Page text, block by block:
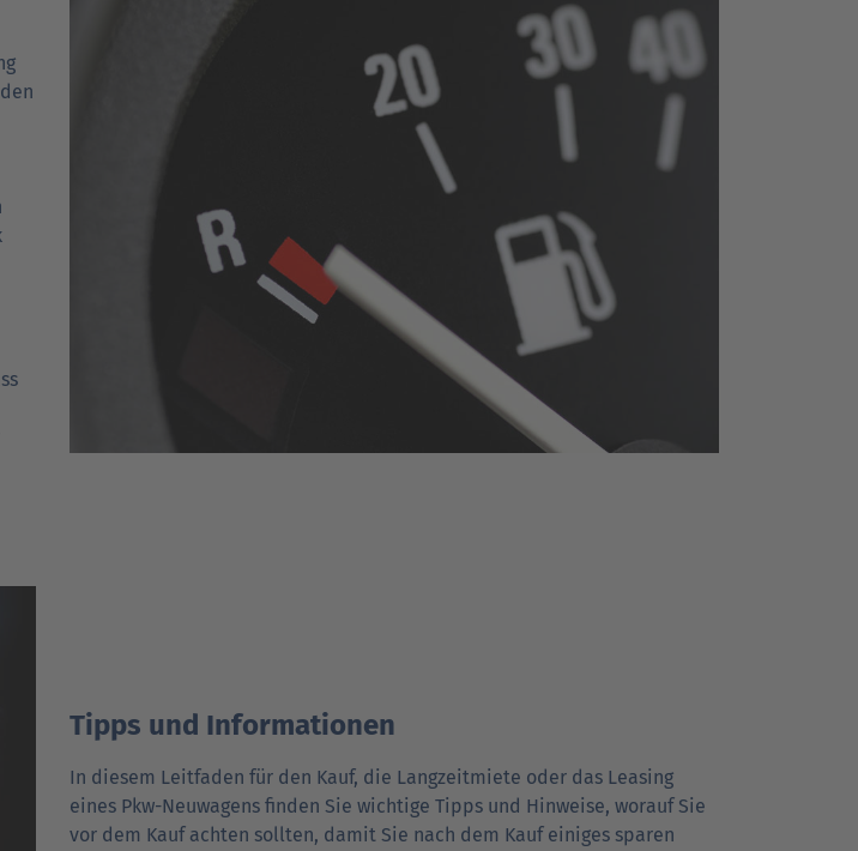
Tipps und Informationen
In diesem Leitfaden für den Kauf, die Langzeitmiete oder das Leasing
eines Pkw-Neuwagens finden Sie wichtige Tipps und Hinweise, worauf Sie
vor dem Kauf achten sollten, damit Sie nach dem Kauf einiges sparen